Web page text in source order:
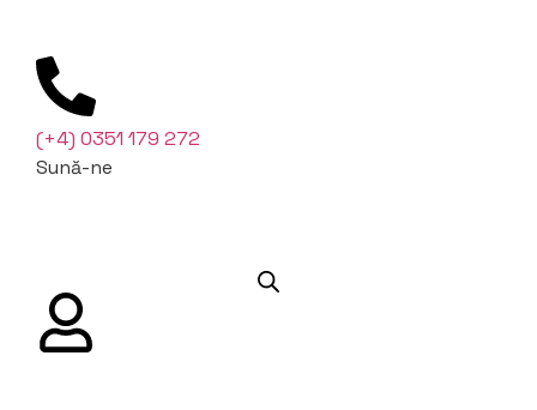
(+4) 0351 179 272
Sună-ne